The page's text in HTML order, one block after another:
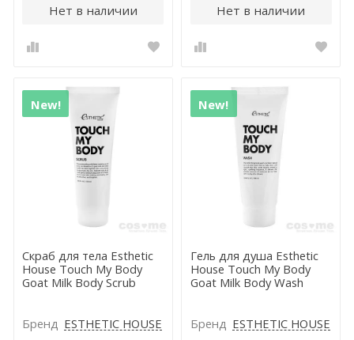
Нет в наличии Нет в наличии
New!
Скраб для тела Esthetic
House Touch My Body
Goat Milk Body Scrub
Бренд ESTHETIC HOUSE
New!
Гель для душа Esthetic
House Touch My Body
Goat Milk Body Wash
Бренд ESTHETIC HOUSE